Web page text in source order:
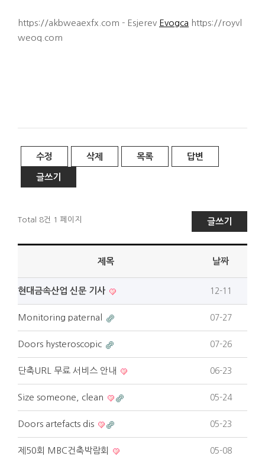
https://akbweaexfx.com - Esjerev Evogca https://royvl
weoq.com
수정 삭제 목록 답변
글쓰기
Total 8건 1 페이지 글쓰기
제목 날짜
현대금속산업 신문 기사 12-11
Monitoring paternal 07-27
Doors hysteroscopic 07-26
단축URL 무료 서비스 안내 06-23
Size someone, clean 05-24
Doors artefacts dis 05-23
제50회 MBC건축박람회 05-08